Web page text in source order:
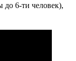
до 6-ти человек),